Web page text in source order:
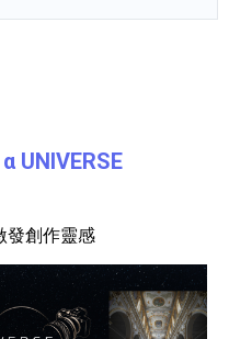
UNIVERSE
發創作靈感